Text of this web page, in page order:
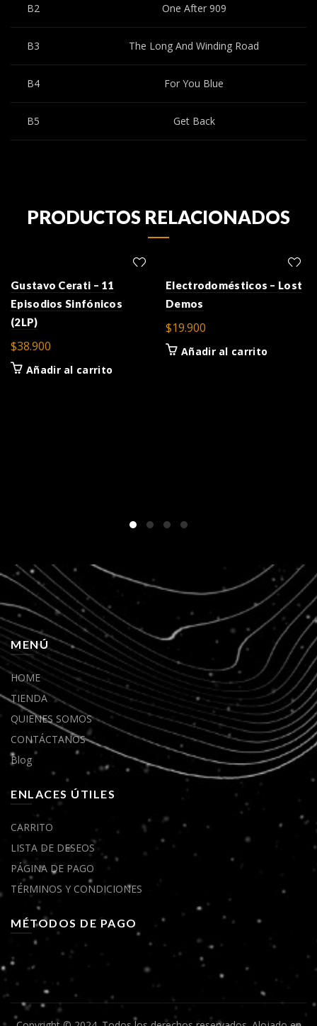
B2 One After 909
B3 The Long And Winding Road
B4 For You Blue
B5 Get Back
PRODUCTOS RELACIONADOS
Gustavo Cerati – 11
Episodios Sinfónicos
(2LP)
$38.900
Añadir al carrito
Electrodomésticos – Lost
Demos
$19.900
Añadir al carrito
MENÚ
HOME
TIENDA
QUIENES SOMOS
CONTÁCTANOS
Blog
ENLACES ÚTILES
CARRITO
LISTA DE DESEOS
PÁGINA DE PAGO
TÉRMINOS Y CONDICIONES
MÉTODOS DE PAGO